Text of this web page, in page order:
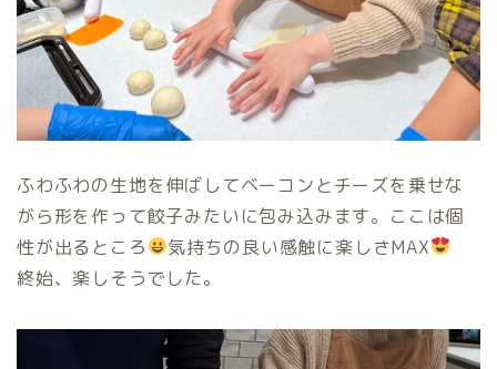
ふわふわの生地を伸ばしてベーコンとチーズを乗せな
がら形を作って餃子みたいに包み込みます。ここは個
性が出るところ
気持ちの良い感触に楽しさMAX
終始、楽しそうでした。